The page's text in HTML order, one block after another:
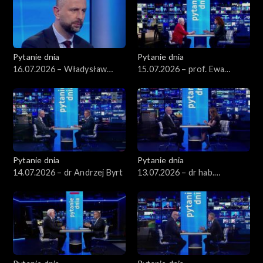
Pytanie dnia
16.07.2026 – Władysław
Pytanie dnia
15.07.2026 – prof. Ewa
Pytanie dnia
14.07.2026 – dr Andrzej Byrt
Pytanie dnia
13.07.2026 – dr hab.